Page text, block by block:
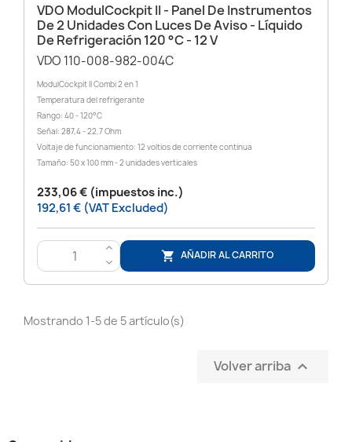
VDO ModulCockpit II - Panel De Instrumentos
De 2 Unidades Con Luces De Aviso - Líquido
De Refrigeración 120 °C - 12 V
VDO 110-008-982-004C
ModulCockpit II Combi 2 en 1
Temperatura del refrigerante
Rango: 40 - 120°C
Señal: 287,4 - 22,7 Ohm
Voltaje de funcionamiento: 12 voltios de corriente continua
Tamaño: 50 x 100 mm - 2 unidades verticales
233,06 € (impuestos inc.)
192,61 € (VAT Excluded)
>
<
 AÑADIR AL CARRITO
Mostrando 1-5 de 5 artículo(s)
Volver arriba 